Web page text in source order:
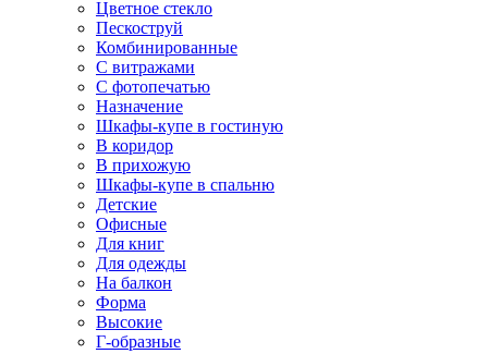
Цветное стекло
Пескоструй
Комбинированные
С витражами
С фотопечатью
Назначение
Шкафы-купе в гостиную
В коридор
В прихожую
Шкафы-купе в спальню
Детские
Офисные
Для книг
Для одежды
На балкон
Форма
Высокие
Г-образные